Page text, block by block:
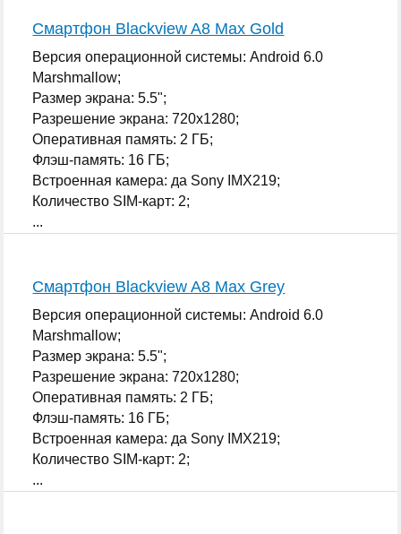
Смартфон Blackview A8 Max Gold
Версия операционной системы: Android 6.0
Marshmallow;
Размер экрана: 5.5";
Разрешение экрана: 720x1280;
Оперативная память: 2 ГБ;
Флэш-память: 16 ГБ;
Встроенная камера: да Sony IMX219;
Количество SIM-карт: 2;
...
Смартфон Blackview A8 Max Grey
Версия операционной системы: Android 6.0
Marshmallow;
Размер экрана: 5.5";
Разрешение экрана: 720x1280;
Оперативная память: 2 ГБ;
Флэш-память: 16 ГБ;
Встроенная камера: да Sony IMX219;
Количество SIM-карт: 2;
...